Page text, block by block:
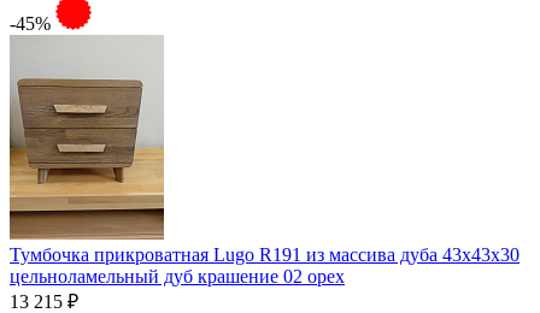
-45%
Тумбочка прикроватная Lugo R191 из массива дуба 43х43х30
цельноламельный дуб крашение 02 орех
13 215 ₽